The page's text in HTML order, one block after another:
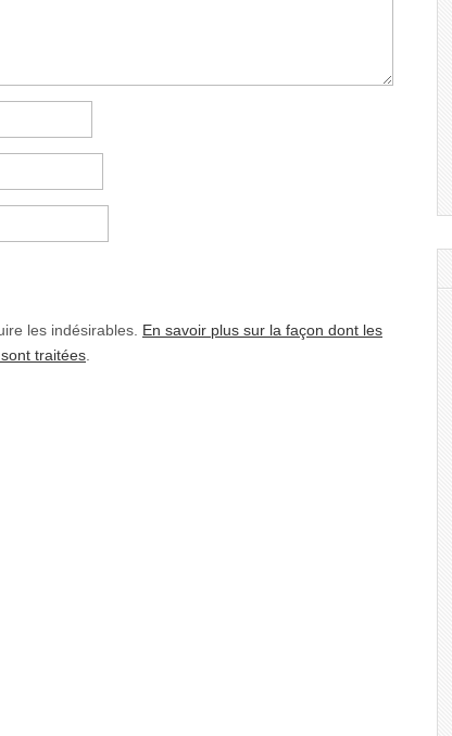
les indésirables. En savoir plus sur la façon dont les
traitées